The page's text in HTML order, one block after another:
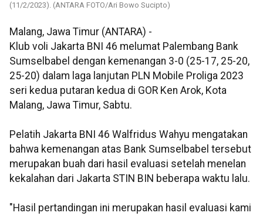
(11/2/2023). (ANTARA FOTO/Ari Bowo Sucipto)
Malang, Jawa Timur (ANTARA) -
Klub voli Jakarta BNI 46 melumat Palembang Bank
Sumselbabel dengan kemenangan 3-0 (25-17, 25-20,
25-20) dalam laga lanjutan PLN Mobile Proliga 2023
seri kedua putaran kedua di GOR Ken Arok, Kota
Malang, Jawa Timur, Sabtu.
Pelatih Jakarta BNI 46 Walfridus Wahyu mengatakan
bahwa kemenangan atas Bank Sumselbabel tersebut
merupakan buah dari hasil evaluasi setelah menelan
kekalahan dari Jakarta STIN BIN beberapa waktu lalu.
"Hasil pertandingan ini merupakan hasil evaluasi kami